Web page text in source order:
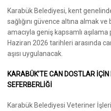
Karabük Belediyesi, kent
sağlığını güvence altına almak
amacıyla geniş kapsamlı
Haziran 2026 tarihleri arasında
aşısı uygulanacak.
KARABÜK’TE CAN DOSTLAR İÇİN
SEFERBERLİĞİ
Karabük Belediyesi Veteriner